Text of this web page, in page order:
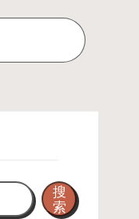
搜
索